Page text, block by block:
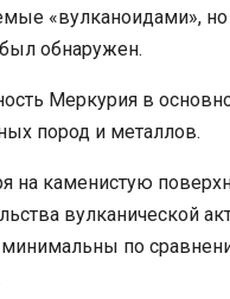
«вулканоидами», но
обнаружен.
Меркурия в
пород и металлов.
на каменистую
вулканической
минимальны по